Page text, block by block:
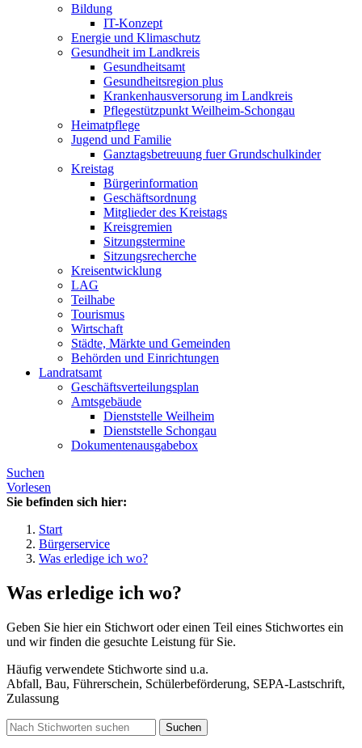
Bildung
IT-Konzept
Energie und Klimaschutz
Gesundheit im Landkreis
Gesundheitsamt
Gesundheitsregion plus
Krankenhausversorung im Landkreis
Pflegestützpunkt Weilheim-Schongau
Heimatpflege
Jugend und Familie
Ganztagsbetreuung fuer Grundschulkinder
Kreistag
Bürgerinformation
Geschäftsordnung
Mitglieder des Kreistags
Kreisgremien
Sitzungstermine
Sitzungsrecherche
Kreisentwicklung
LAG
Teilhabe
Tourismus
Wirtschaft
Städte, Märkte und Gemeinden
Behörden und Einrichtungen
Landratsamt
Geschäftsverteilungsplan
Amtsgebäude
Dienststelle Weilheim
Dienststelle Schongau
Dokumentenausgabebox
Suchen
Vorlesen
Sie befinden sich hier:
Start
Bürgerservice
Was erledige ich wo?
Was erledige ich wo?
Geben Sie hier ein Stichwort oder einen Teil eines Stichwortes ein
und wir finden die gesuchte Leistung für Sie.
Häufig verwendete Stichworte sind u.a.
Abfall, Bau, Führerschein, Schülerbeförderung, SEPA-Lastschrift,
Zulassung
Suchen